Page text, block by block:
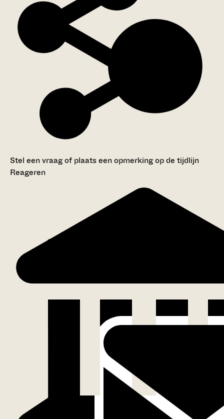
Stel een vraag of plaats een opmerking op de tijdlijn
Reageren